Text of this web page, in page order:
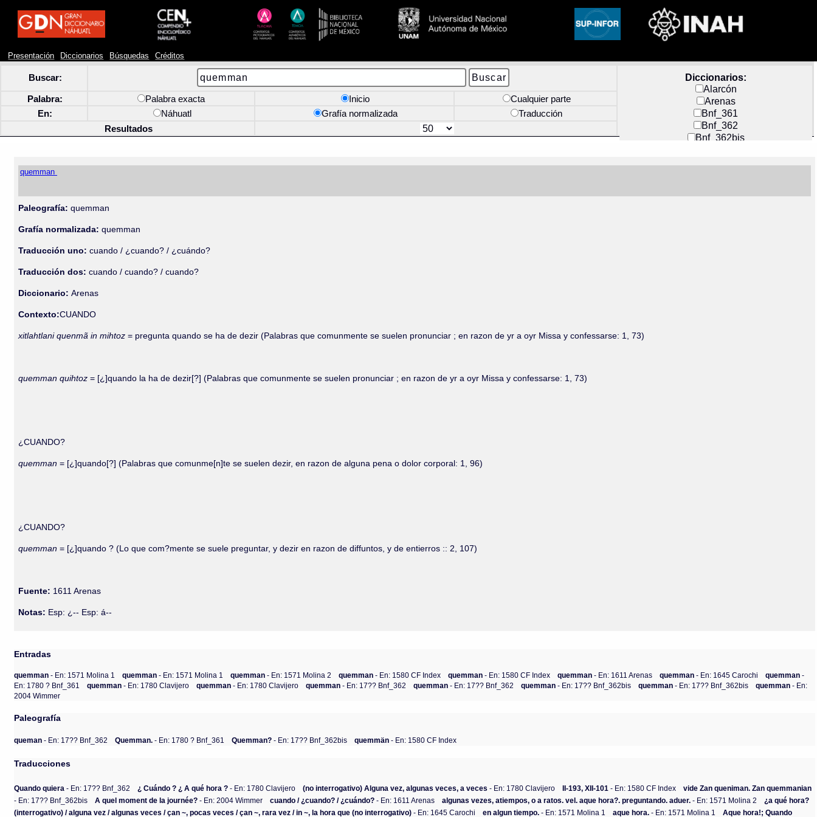
Presentación Diccionarios Búsquedas Créditos
Buscar:
Diccionarios:
Alarcón
Arenas
Bnf_361
Bnf_362
Bnf_362bis
Docs_México
Palabra: Palabra exacta Inicio
Cualquier parte
En:
Náhuatl Grafía normalizada
Traducción
Resultados
quemman
Paleografía: quemman
Grafía normalizada: quemman
Traducción uno: cuando / ¿cuando? / ¿cuándo?
Traducción dos: cuando / cuando? / cuando?
Diccionario:Arenas
Contexto:CUANDO
xitlahtlani quenmã in mihtoz= pregunta quando se ha de dezir (Palabras que comunmente se suelen pronunciar ; en razon de yr a oyr Missa y confessarse: 1, 73)
quemman quihtoz= [¿]quando la ha de dezir[?] (Palabras que comunmente se suelen pronunciar ; en razon de yr a oyr Missa y confessarse: 1, 73)
¿CUANDO?
quemman= [¿]quando[?] (Palabras que comunme[n]te se suelen dezir, en razon de alguna pena o dolor corporal: 1, 96)
¿CUANDO?
quemman= [¿]quando ? (Lo que com?mente se suele preguntar, y dezir en razon de diffuntos, y de entierros :: 2, 107)
Fuente: 1611 Arenas
Notas: Esp: ¿-- Esp: á--
Entradas
quemman- En: 1571 Molina 1 quemman- En: 1571 Molina 1 quemman- En: 1571 Molina 2 quemman- En: 1580 CF Index quemman- En: 1580 CF Index quemman- En: 1611 Arenas quemman- En: 1645 Carochi quemman-
En: 1780 ? Bnf_361
quemman- En: 1780 Clavijero quemman- En: 1780 Clavijero quemman- En: 17?? Bnf_362 quemman- En: 17?? Bnf_362 quemman- En: 17?? Bnf_362bis quemman- En: 17?? Bnf_362bis quemman- En:
2004 Wimmer
Paleografía
queman - En: 17?? Bnf_362 Quemman. - En: 1780 ? Bnf_361 Quemman? - En: 17?? Bnf_362bis quemmän - En: 1580 CF Index
Traducciones
Quando quiera - En: 17?? Bnf_362 ¿ Cuándo ? ¿ A qué hora ? - En: 1780 Clavijero (no interrogativo) Alguna vez, algunas veces, a veces - En: 1780 Clavijero II-193, XII-101 - En: 1580 CF Index
vide Zan queniman. Zan quemmanian
- En: 17?? Bnf_362bis
A quel moment de la journée? - En: 2004 Wimmer cuando / ¿cuando? / ¿cuándo? - En: 1611 Arenas algunas vezes, atiempos, o a ratos. vel. aque hora?. preguntando. aduer. - En: 1571 Molina 2
¿a qué hora?
(interrogativo) / alguna vez / algunas veces / çan ~, pocas veces / çan ~, rara vez / in ~, la hora que (no interrogativo) - En: 1645 Carochi en algun tiempo. - En: 1571 Molina 1 aque hora. - En: 1571 Molina 1 Aque hora!; Quando